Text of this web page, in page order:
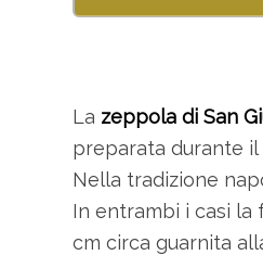
La zeppola di San
preparata durante
Nella tradizione
In entrambi i casi la
cm circa guarnita